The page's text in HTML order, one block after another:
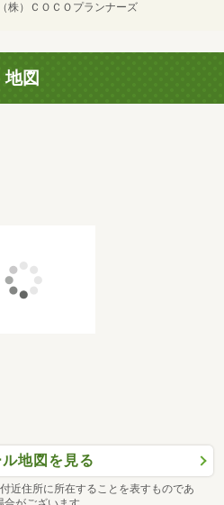
（株）ＣＯＣＯプランナーズ
地図
地図を見る
近住所に所在することを表すものであ